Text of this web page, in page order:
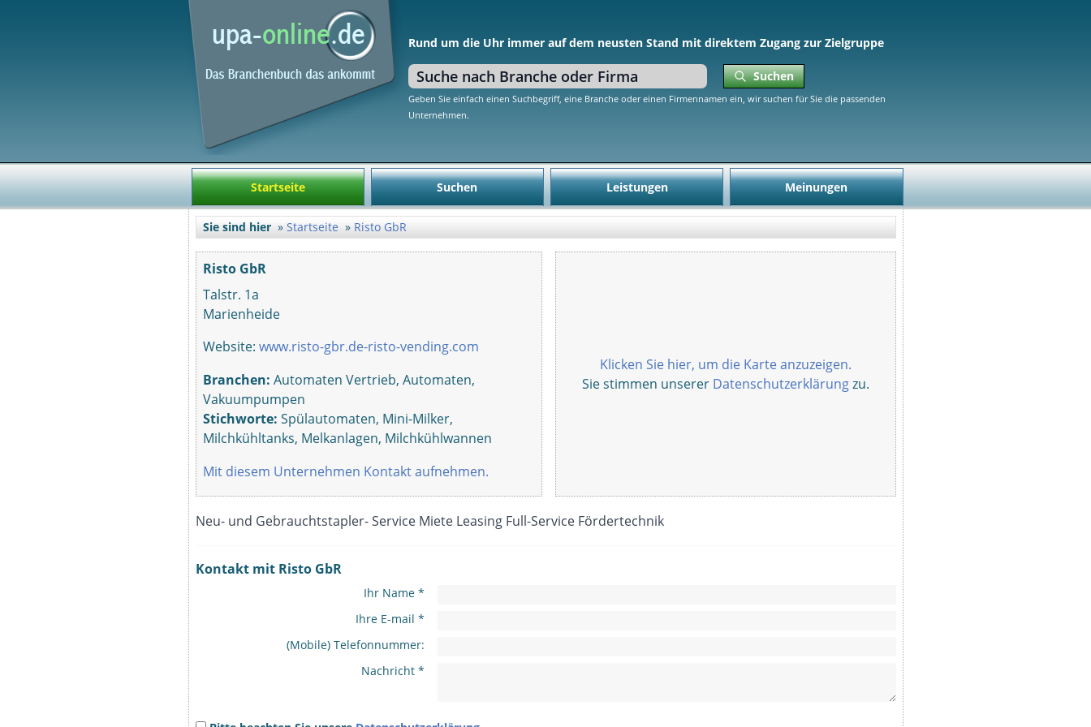
Rund um die Uhr immer auf dem neusten Stand mit direktem Zugang zur Zielgruppe
Suchen
Geben Sie einfach einen Suchbegriff, eine Branche oder einen Firmennamen ein, wir suchen für Sie die passenden
Unternehmen.
Startseite Suchen Leistungen Meinungen
Sie sind hier Startseite Risto GbR
Risto GbR
Talstr. 1a
Marienheide
Website: www.risto-gbr.de-risto-vending.com
Branchen: Automaten Vertrieb, Automaten,
Vakuumpumpen
Stichworte: Spülautomaten, Mini-Milker,
Milchkühltanks, Melkanlagen, Milchkühlwannen
Mit diesem Unternehmen Kontakt aufnehmen.
Klicken Sie hier, um die Karte anzuzeigen.
Sie stimmen unserer Datenschutzerklärungzu.
Neu- und Gebrauchtstapler- Service Miete Leasing Full-Service Fördertechnik
Kontakt mit Risto GbR
Ihr Name *
Ihre E-mail *
(Mobile) Telefonnummer:
Nachricht *